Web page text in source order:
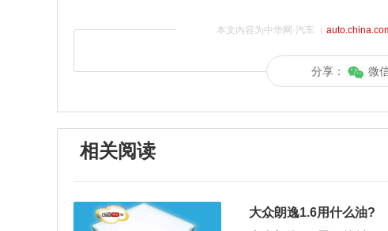
本文内容为中华网·汽车（
分享： 微
相关阅读
大众朗逸1.6用什么油?